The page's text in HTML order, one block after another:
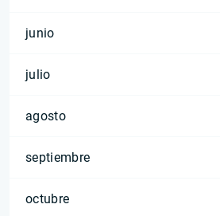
junio
julio
agosto
septiembre
octubre